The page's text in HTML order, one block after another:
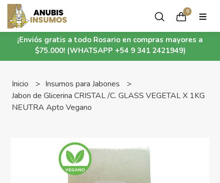
¡Enviós gratis a todo Rosario en compras mayores a
$75.000! (WHATSAPP +54 9 341 2421949)
0
Inicio
Insumos para Jabones
Jabon de Glicerina CRISTAL /C. GLASS VEGETAL X 1KG
NEUTRA Apto Vegano